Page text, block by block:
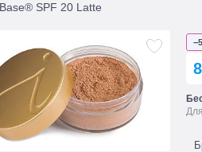
SPF 20 Latte